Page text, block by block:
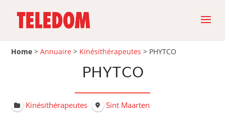
Home >Annuaire > Kinésithérapeutes > PHYTCO
PHYTCO
Kinésithérapeutes Sint Maarten